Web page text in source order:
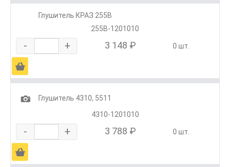
Глушитель КРАЗ 255В
255В-1201010
- + 3 148 ₽ 0 шт.
Ä
1
Глушитель 4310, 5511
4310-1201010
- + 3 788 ₽ 0 шт.
Ä